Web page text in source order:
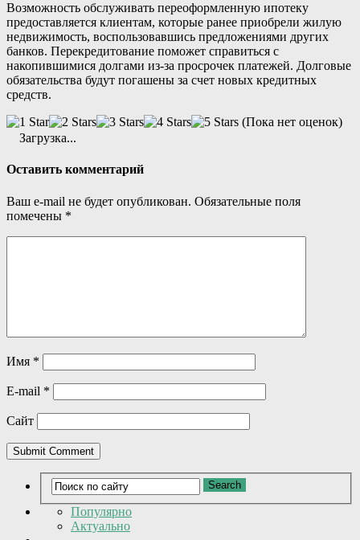
Возможность обслуживать переоформленную ипотеку
предоставляется клиентам, которые ранее приобрели жилую
недвижимость, воспользовавшись предложениями других
банков. Перекредитование поможет справиться с
накопившимися долгами из-за просрочек платежей. Долговые
обязательства будут погашены за счет новых кредитных
средств.
(Пока нет оценок)
Загрузка...
Оставить комментарий
Ваш e-mail не будет опубликован. Обязательные поля
помечены *
Имя *
E-mail *
Сайт
Популярно
Актуально